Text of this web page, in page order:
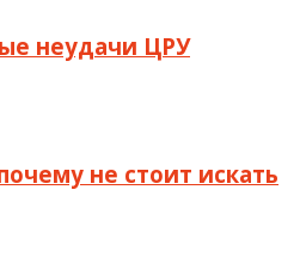
неудачи ЦРУ
не стоит искать